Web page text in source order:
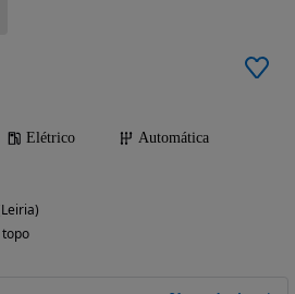
Elétrico
Automática
topo